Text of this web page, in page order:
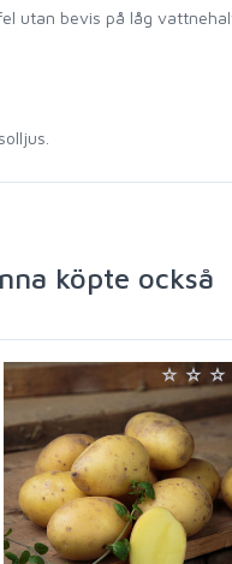
utan bevis på låg
köpte också